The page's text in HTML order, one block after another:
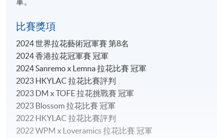
比賽獎項
2024 世界拉花藝術冠軍賽 第8名
2024 香港拉花冠軍賽 冠軍
2024 Sanremo x Lemna 拉花比賽 冠軍
2023 HKYLAC 拉花比賽評判
2023 DM x TOFE 拉花挑戰賽 冠軍
2023 Blossom 拉花比賽 冠軍
2022 HKYLAC 拉花比賽評判
2022 WPM x Loveramics 拉花比賽 冠軍